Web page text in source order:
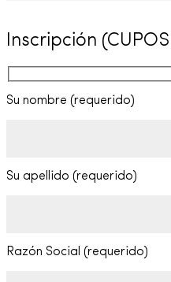
Inscripción
Su nombre (requerido)
Su apellido (requerido)
Razón Social (requerido)